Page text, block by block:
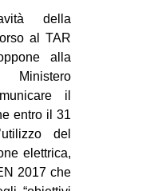
della
al TAR
alla
il
entro il 31
del
elettrica,
2017 che